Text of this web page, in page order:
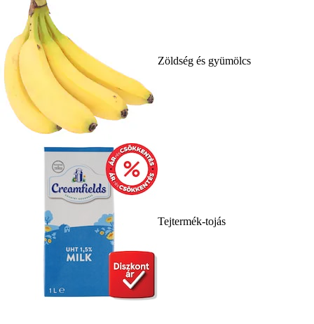
Zöldség és gyümölcs
Tejtermék-tojás